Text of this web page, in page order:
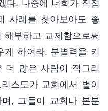
다. 나중에 너희가 직접
사례를 찾아보아도 좋
부하고 교제함으로써
게 하여라. 분별력을 키
더 많은 사람이 적그리
스도가 교회에서 벌이
, 그들이 교회나 본분